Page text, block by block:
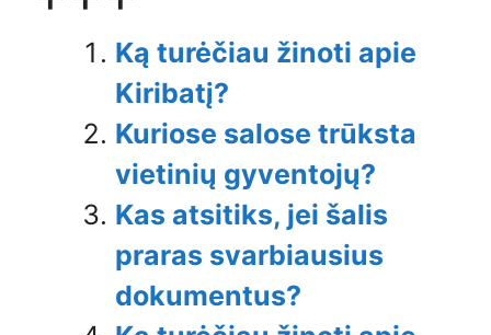
Ką turėčiau žinoti apie
Kiribatį?
Kuriose salose trūksta
vietinių gyventojų?
Kas atsitiks, jei šalis
praras svarbiausius
dokumentus?